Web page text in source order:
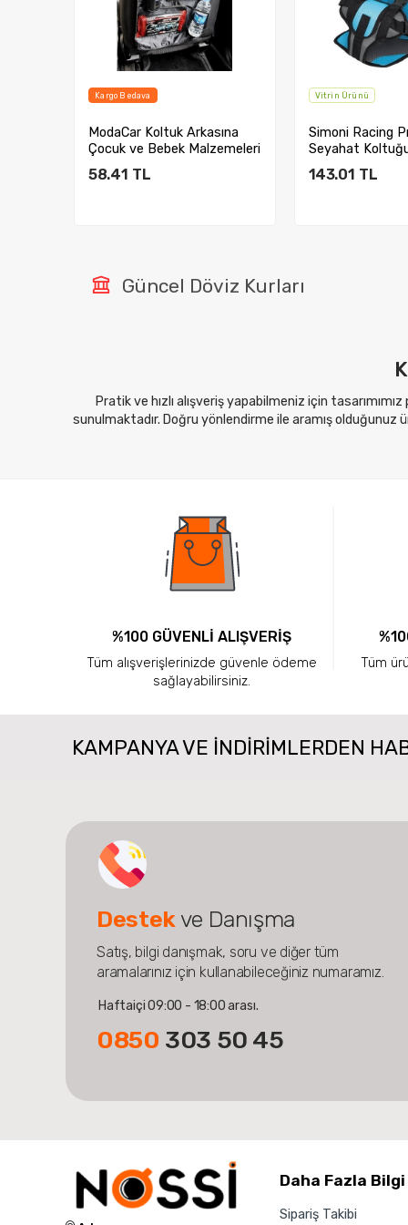
Kargo Bedava
ModaCar Koltuk Arkasına
Çocuk ve Bebek Malzemeleri
Organize...
58.41 TL
Vitrin Ürünü
Simoni Racing
Seyahat
422188
143.01 TL
Güncel Döviz Kurları
Pratik ve hızlı alışveriş yapabilmeniz için
sunulmaktadır. Doğru yönlendirme ile aramış olduğunuz
%100 GÜVENLİ ALIŞVERİŞ
Tüm alışverişlerinizde güvenle ödeme
sağlayabilirsiniz.
Tüm
KAMPANYA VE INDIRIMLERDEN
Destekve Danışma
Satış, bilgi danışmak, soru ve diğer tüm
aramalarınız için kullanabileceğiniz numaramız.
Haftaiçi 09:00 - 18:00 arası.
0850 303 50 45
Daha Fazla Bilgi
Sipariş Takibi